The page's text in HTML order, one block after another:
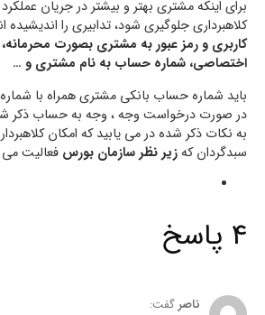
برای اینکه مشتری بهتر و بیشتر در جریان عملکرد
کلاهبرداری جلوگیری شود، تدابیری را اندیشیده
کاربری و رمز عبور به مشتری بصورت
اختصاصی، شماره حساب به نام مشتری و …
باید شماره حساب بانکی مشتری همراه با
در صورت درخواست وجه ، وجه به حساب ذکر
به نکات ذکر شده در می یابید که امکان
سبدگردان کهزیر نظر سازمان بورس فعالیت می
4 پاسخ
ناصرگفت: